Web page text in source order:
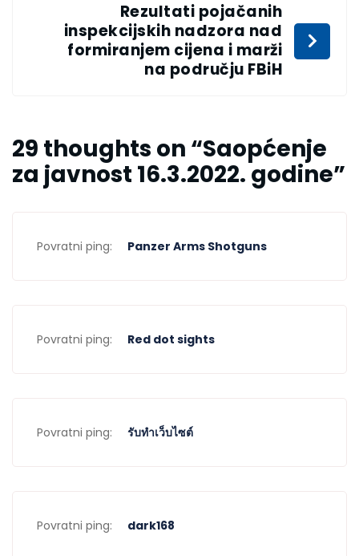
Rezultati pojačanih
inspekcijskih nadzora nad
formiranjem cijena i marži
na području FBiH
29 thoughts on “Saopćenje
za javnost 16.3.2022. godine”
Povratni ping: Panzer Arms Shotguns
Povratni ping: Red dot sights
Povratni ping: รับทำเว็บไซต์
Povratni ping: dark168